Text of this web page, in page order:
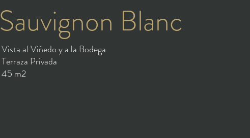
Sauvignon Blanc
Vista al Viñedo y a la Bodega
Terraza Privada
45 m2